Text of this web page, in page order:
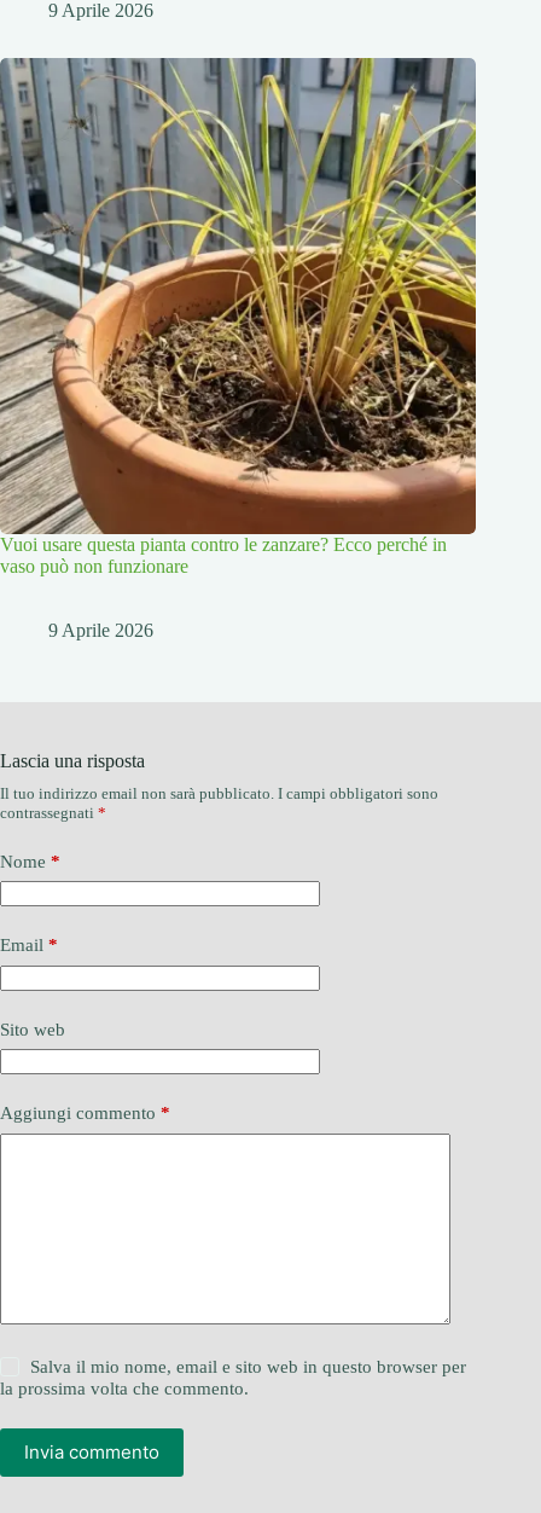
9 Aprile 2026
Vuoi usare questa pianta contro le zanzare? Ecco perché in
vaso può non funzionare
9 Aprile 2026
Lascia una risposta
Il tuo indirizzo email non sarà pubblicato. I campi obbligatori sono
contrassegnati *
Nome *
Email *
Sito web
Aggiungi commento *
Salva il mio nome, email e sito web in questo browser per
la prossima volta che commento.
Invia commento